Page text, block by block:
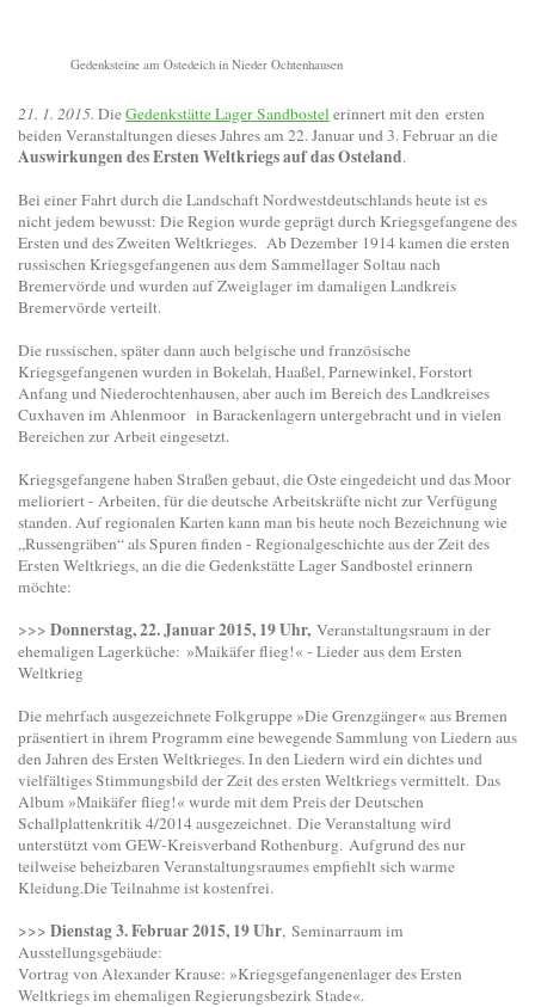
Gedenksteine am Ostedeich in Nieder Ochtenhausen
21. 1. 2015. DieGedenkstätte Lager Sandbostel erinnert mit den ersten
beiden Veranstaltungen dieses Jahres am 22. Januar und 3. Februar an die
Auswirkungen des Ersten Weltkriegs auf das Osteland.
Bei einer Fahrt durch die Landschaft Nordwestdeutschlands heute ist es
nicht jedem bewusst: Die Region wurde geprägt durch Kriegsgefangene des
Ersten und des Zweiten Weltkrieges. Ab Dezember 1914 kamen die ersten
russischen Kriegsgefangenen aus dem Sammellager Soltau nach
Bremervörde und wurden auf Zweiglager im damaligen Landkreis
Bremervörde verteilt.
Die russischen, später dann auch belgische und französische
Kriegsgefangenen wurden in Bokelah, Haaßel, Parnewinkel, Forstort
Anfang und Niederochtenhausen, aber auch im Bereich des Landkreises
Cuxhaven im Ahlenmoor in Barackenlagern untergebracht und in vielen
Bereichen zur Arbeit eingesetzt.
Kriegsgefangene haben Straßen gebaut, die Oste eingedeicht und das Moor
melioriert - Arbeiten, für die deutsche Arbeitskräfte nicht zur Verfügung
standen. Auf regionalen Karten kann man bis heute noch Bezeichnung wie
„Russengräben“ als Spuren finden - Regionalgeschichte aus der Zeit des
Ersten Weltkriegs, an die die Gedenkstätte Lager Sandbostel erinnern
möchte:
>>> Donnerstag, 22. Januar 2015, 19 Uhr, Veranstaltungsraum in der
ehemaligen Lagerküche: »Maikäfer flieg!« - Lieder aus dem Ersten
Weltkrieg
Die mehrfach ausgezeichnete Folkgruppe »Die Grenzgänger« aus Bremen
präsentiert in ihrem Programm eine bewegende Sammlung von Liedern aus
den Jahren des Ersten Weltkrieges. In den Liedern wird ein dichtes und
vielfältiges Stimmungsbild der Zeit des ersten Weltkriegs vermittelt. Das
Album »Maikäfer flieg!« wurde mit dem Preis der Deutschen
Schallplattenkritik 4/2014 ausgezeichnet. Die Veranstaltung wird
unterstützt vom GEW-Kreisverband Rothenburg. Aufgrund des nur
teilweise beheizbaren Veranstaltungsraumes empfiehlt sich warme
Kleidung.Die Teilnahme ist kostenfrei.
>>> Dienstag 3. Februar 2015, 19 Uhr, Seminarraum im
Ausstellungsgebäude:
Vortrag von Alexander Krause: »Kriegsgefangenenlager des Ersten
Weltkriegs im ehemaligen Regierungsbezirk Stade«.